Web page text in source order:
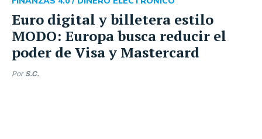
Euro digital y billetera estilo
MODO: Europa busca reducir el
poder de Visa y Mastercard
Por S.C.